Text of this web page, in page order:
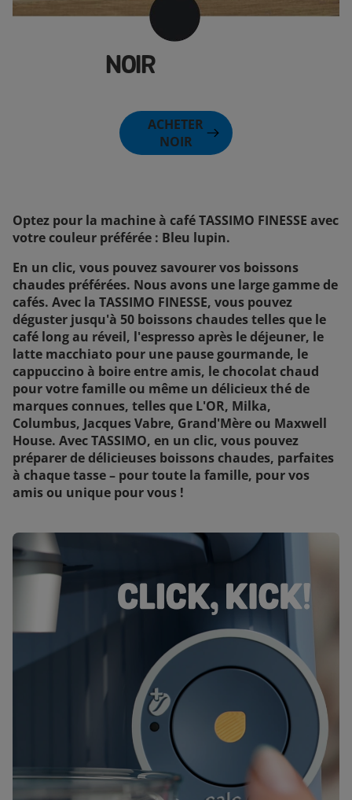
NOIR
ACHETER
NOIR
Optez pour la machine à café TASSIMO FINESSE avec
votre couleur préférée : Bleu lupin.
En un clic, vous pouvez savourer vos boissons
chaudes préférées. Nous avons une large gamme de
cafés. Avec la TASSIMO FINESSE, vous pouvez
déguster jusqu'à 50 boissons chaudes telles que le
café long au réveil, l'espresso après le déjeuner, le
latte macchiato pour une pause gourmande, le
cappuccino à boire entre amis, le chocolat chaud
pour votre famille ou même un délicieux thé de
marques connues, telles que L'OR, Milka,
Columbus, Jacques Vabre, Grand'Mère ou Maxwell
House. Avec TASSIMO, en un clic, vous pouvez
préparer de délicieuses boissons chaudes, parfaites
à chaque tasse – pour toute la famille, pour vos
amis ou unique pour vous !